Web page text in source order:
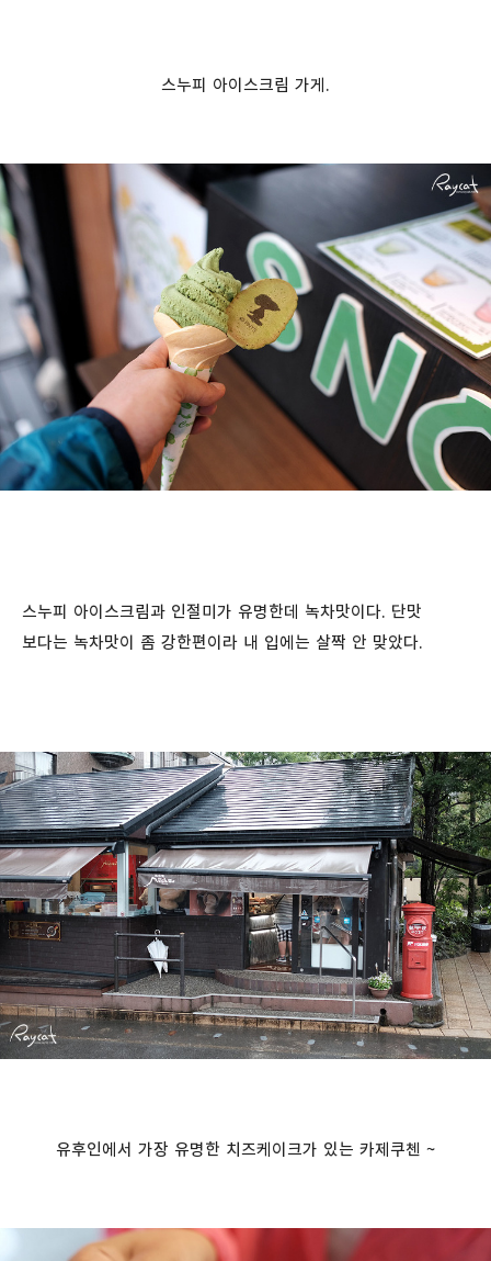
스누피 아이스크림 가게.
스누피 아이스크림과 인절미가 유명한데 녹차맛이다. 단맛
보다는 녹차맛이 좀 강한편이라 내 입에는 살짝 안 맞았다.
유후인에서 가장 유명한 치즈케이크가 있는 카제쿠첸 ~